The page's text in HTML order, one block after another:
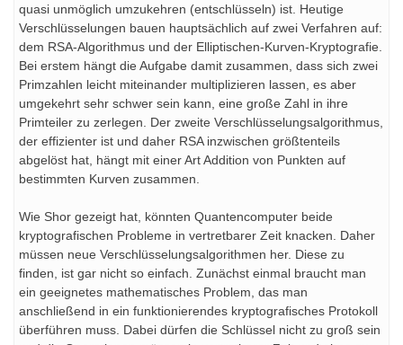
quasi unmöglich umzukehren (entschlüsseln) ist. Heutige
Verschlüsselungen bauen hauptsächlich auf zwei Verfahren auf:
dem RSA-Algorithmus und der Elliptischen-Kurven-Kryptografie.
Bei erstem hängt die Aufgabe damit zusammen, dass sich zwei
Primzahlen leicht miteinander multiplizieren lassen, es aber
umgekehrt sehr schwer sein kann, eine große Zahl in ihre
Primteiler zu zerlegen. Der zweite Verschlüsselungsalgorithmus,
der effizienter ist und daher RSA inzwischen größtenteils
abgelöst hat, hängt mit einer Art Addition von Punkten auf
bestimmten Kurven zusammen.
Wie Shor gezeigt hat, könnten Quantencomputer beide
kryptografischen Probleme in vertretbarer Zeit knacken. Daher
müssen neue Verschlüsselungsalgorithmen her. Diese zu
finden, ist gar nicht so einfach. Zunächst einmal braucht man
ein geeignetes mathematisches Problem, das man
anschließend in ein funktionierendes kryptografisches Protokoll
überführen muss. Dabei dürfen die Schlüssel nicht zu groß sein